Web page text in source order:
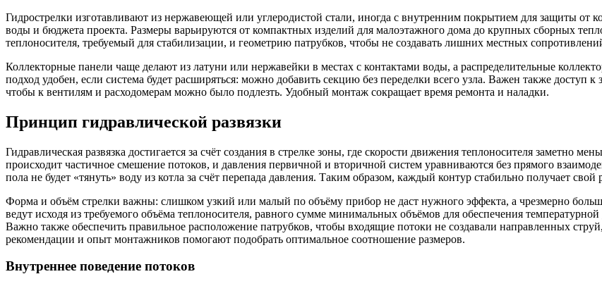
Гидрострелки изготавливают из нержавеющей или углеродистой стали, иногда с внутренним покрытием для защиты от
воды и бюджета проекта. Размеры варьируются от компактных изделий для малоэтажного дома до крупных сборных
теплоносителя, требуемый для стабилизации, и геометрию патрубков, чтобы не создавать лишних местных
Коллекторные панели чаще делают из латуни или нержавейки в местах с контактами воды, а распределительные
подход удобен, если система будет расширяться: можно добавить секцию без переделки всего узла. Важен также доступ
чтобы к вентилям и расходомерам можно было подлезть. Удобный монтаж сокращает время ремонта и наладки.
Принцип гидравлической развязки
Гидравлическая развязка достигается за счёт создания в стрелке зоны, где скорости движения теплоносителя заметно
происходит частичное смешение потоков, и давления первичной и вторичной систем уравниваются без прямого
пола не будет «тянуть» воду из котла за счёт перепада давления. Таким образом, каждый контур стабильно получает
Форма и объём стрелки важны: слишком узкий или малый по объёму прибор не даст нужного эффекта, а чрезмерно
ведут исходя из требуемого объёма теплоносителя, равного сумме минимальных объёмов для обеспечения
Важно также обеспечить правильное расположение патрубков, чтобы входящие потоки не создавали направленных
рекомендации и опыт монтажников помогают подобрать оптимальное соотношение размеров.
Внутреннее поведение потоков